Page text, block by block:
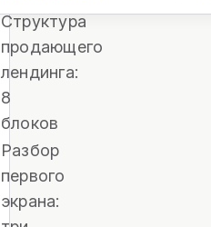
Структура
продающего
лендинга:
8
блоков
Разбор
первого
экрана: